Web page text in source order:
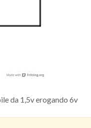
da 1,5v erogando 6v